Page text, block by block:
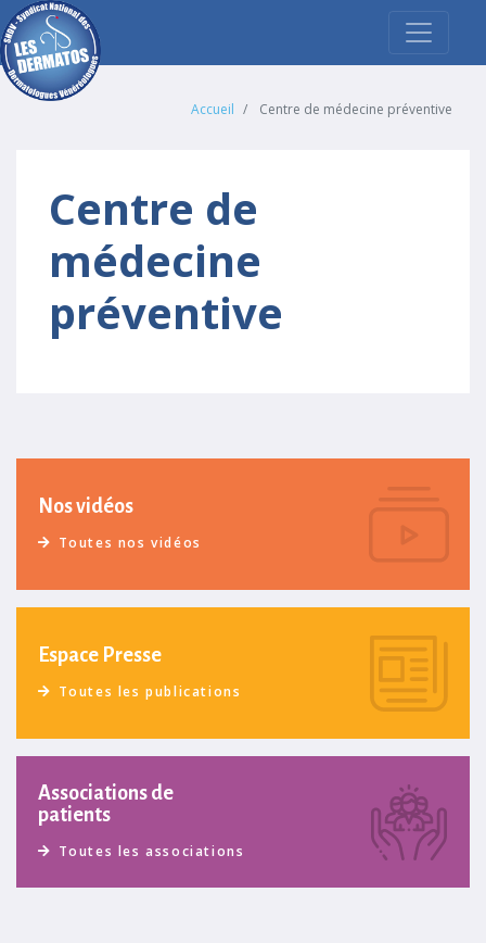
Accueil Centre de médecine préventive
Centre de
médecine
préventive
Nos vidéos
Toutes nos vidéos
Espace Presse
Toutes les publications
Associations de
patients
Toutes les associations